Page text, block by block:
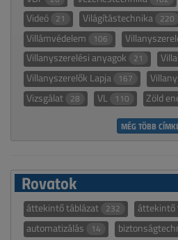
Videó 21 Világítástechnika 220
Villámvédelem 106
Villanyszerelési anyagok 21
Villanyszerelők Lapja 167
Vizsgálat 28 VL 110 Zöld
MÉG TÖBB
Rovatok
áttekintő táblázat 232 áttekintő
automatizálás 14